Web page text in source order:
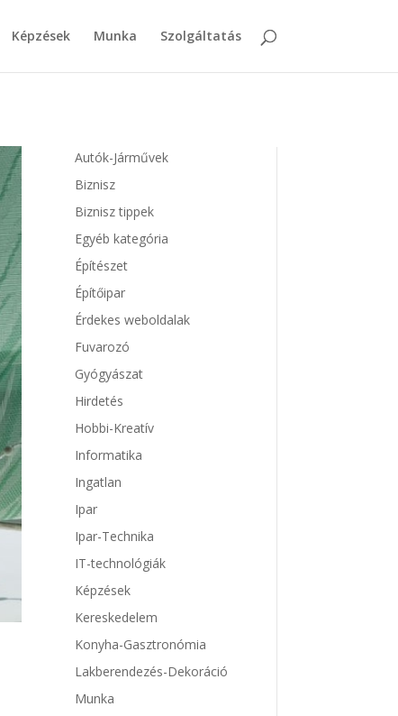
Képzések Munka Szolgáltatás
Autók-Járművek
Biznisz
Biznisz tippek
Egyéb kategória
Építészet
Építőipar
Érdekes weboldalak
Fuvarozó
Gyógyászat
Hirdetés
Hobbi-Kreatív
Informatika
Ingatlan
Ipar
Ipar-Technika
IT-technológiák
Képzések
Kereskedelem
Konyha-Gasztronómia
Lakberendezés-Dekoráció
Munka